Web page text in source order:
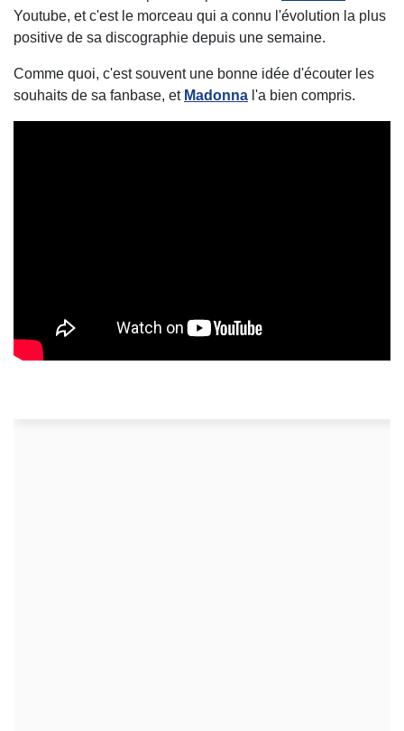
Youtube, et c'est le morceau qui a connu l'évolution la plus
positive de sa discographie depuis une semaine.
Comme quoi, c'est souvent une bonne idée d'écouter les
souhaits de sa fanbase, et Madonna l'a bien compris.